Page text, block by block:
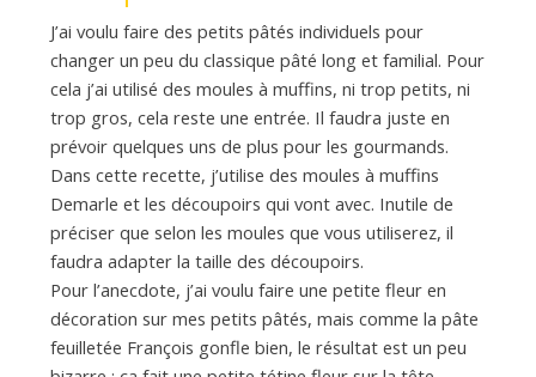
J’ai voulu faire des petits pâtés individuels pour
changer un peu du classique pâté long et familial. Pour
cela j’ai utilisé des moules à muffins, ni trop petits, ni
trop gros, cela reste une entrée. Il faudra juste en
prévoir quelques uns de plus pour les gourmands.
Dans cette recette, j’utilise des moules à muffins
Demarle et les découpoirs qui vont avec. Inutile de
préciser que selon les moules que vous utiliserez, il
faudra adapter la taille des découpoirs.
Pour l’anecdote, j’ai voulu faire une petite fleur en
décoration sur mes petits pâtés, mais comme la pâte
feuilletée François gonfle bien, le résultat est un peu